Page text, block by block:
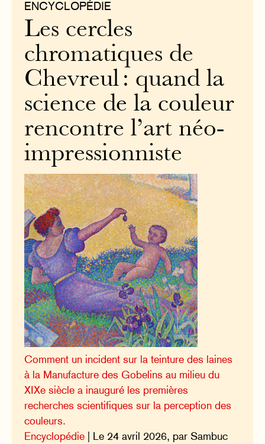
ENCYCLOPÉDIE
Les cercles
chromatiques de
Chevreul : quand la
science de la couleur
rencontre l’art néo-
impressionniste
Comment un incident sur la teinture des laines
à la Manufacture des Gobelins au milieu du
XIXe siècle a inauguré les premières
recherches scientifiques sur la perception des
couleurs.
Encyclopédie | Le 24 avril 2026, par Sambuc